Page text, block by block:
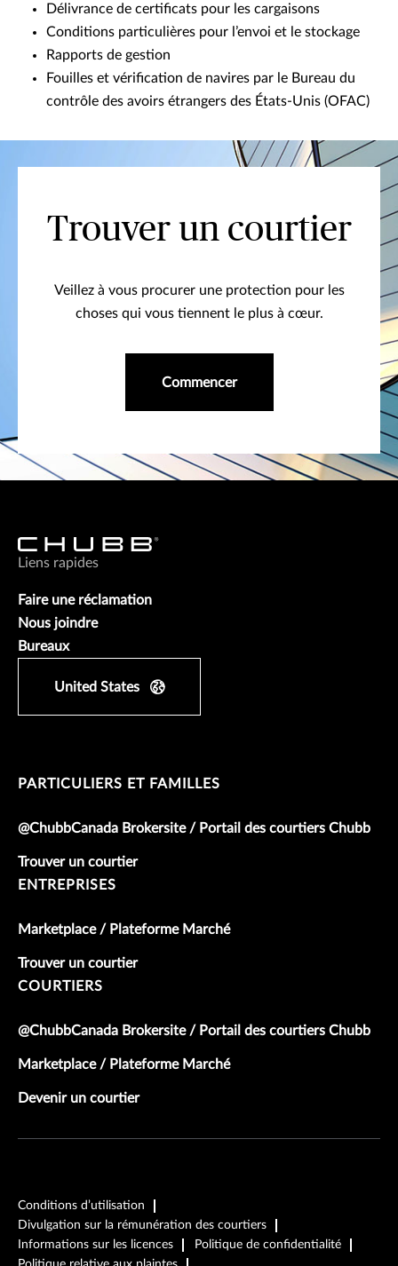
Délivrance de certificats pour les cargaisons
Conditions particulières pour l’envoi et le stockage
Rapports de gestion
Fouilles et vérification de navires par le Bureau du
contrôle des avoirs étrangers des États-Unis (OFAC)
Trouver un courtier
Veillez à vous procurer une protection pour les
choses qui vous tiennent le plus à cœur.
Commencer
Liens rapides
Faire une réclamation
Nous joindre
Bureaux
United States
PARTICULIERS ET FAMILLES
@ChubbCanada Brokersite / Portail des courtiers Chubb
Trouver un courtier
ENTREPRISES
Marketplace / Plateforme Marché
Trouver un courtier
COURTIERS
@ChubbCanada Brokersite / Portail des courtiers Chubb
Marketplace / Plateforme Marché
Devenir un courtier
Conditions d’utilisation
Divulgation sur la rémunération des courtiers
Informations sur les licences
Politique de confidentialité